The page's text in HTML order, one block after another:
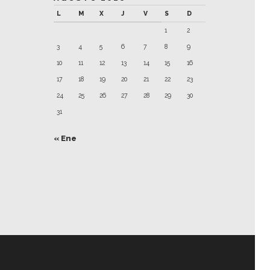
L M X J V S D
1 2
3 4 5 6 7 8 9
10 11 12 13 14 15 16
17 18 19 20 21 22 23
24 25 26 27 28 29 30
31
« Ene